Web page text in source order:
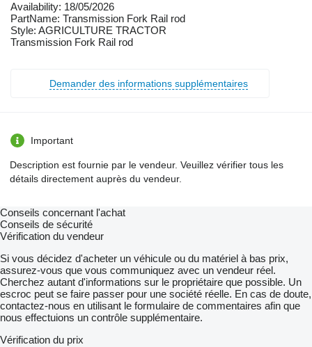
Availability: 18/05/2026
PartName: Transmission Fork Rail rod
Style: AGRICULTURE TRACTOR
Transmission Fork Rail rod
Demander des informations supplémentaires
Important
Description est fournie par le vendeur. Veuillez vérifier tous les
détails directement auprès du vendeur.
Conseils concernant l'achat
Conseils de sécurité
Vérification du vendeur
Si vous décidez d'acheter un véhicule ou du matériel à bas prix,
assurez-vous que vous communiquez avec un vendeur réel.
Cherchez autant d'informations sur le propriétaire que possible. Un
escroc peut se faire passer pour une société réelle. En cas de doute,
contactez-nous en utilisant le formulaire de commentaires afin que
nous effectuions un contrôle supplémentaire.
Vérification du prix